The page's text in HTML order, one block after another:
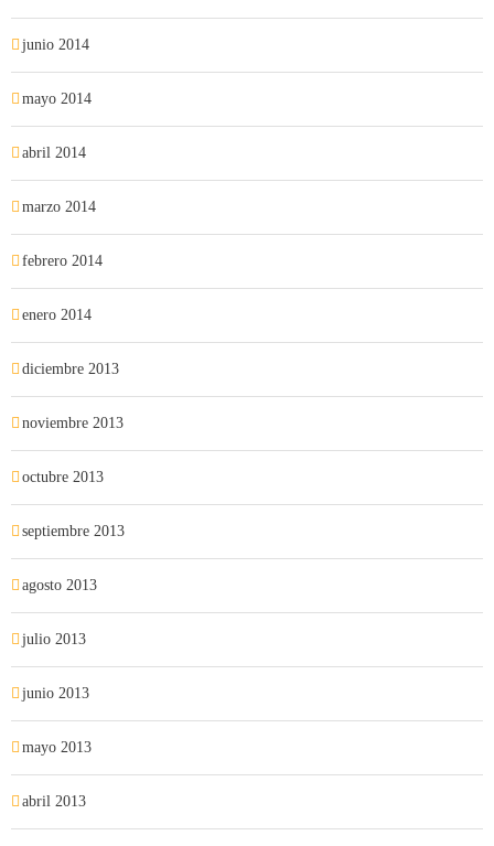
junio 2014
mayo 2014
abril 2014
marzo 2014
febrero 2014
enero 2014
diciembre 2013
noviembre 2013
octubre 2013
septiembre 2013
agosto 2013
julio 2013
junio 2013
mayo 2013
abril 2013